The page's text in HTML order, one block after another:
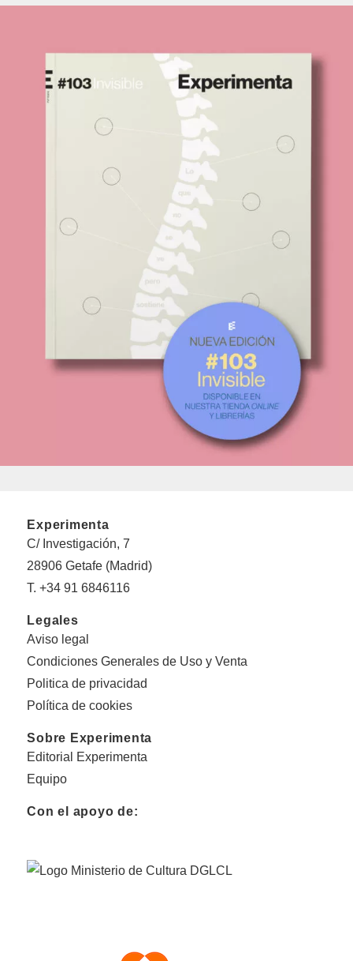
Experimenta
C/ Investigación, 7
28906 Getafe (Madrid)
T. +34 91 6846116
Legales
Aviso legal
Condiciones Generales de Uso y Venta
Politica de privacidad
Política de cookies
Sobre Experimenta
Editorial Experimenta
Equipo
Con el apoyo de: